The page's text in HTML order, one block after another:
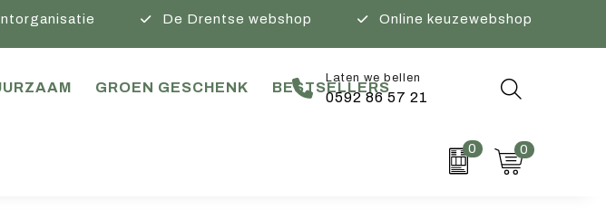
De Drentse webshop
Online keuzewebshop
GROEN GESCHENK BESTSELLERS
Laten we bellen
0592 86 57 21
0 0